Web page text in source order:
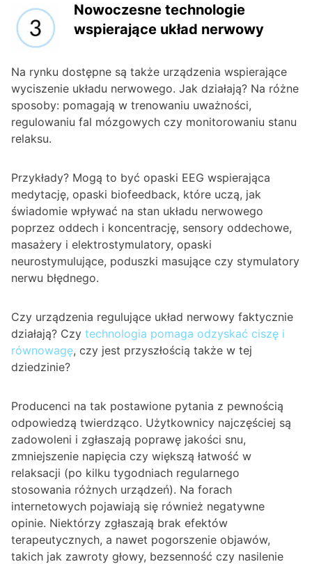
Nowoczesne technologie
wspierające układ nerwowy
Na rynku dostępne są także urządzenia wspierające
wyciszenie układu nerwowego. Jak działają? Na różne
sposoby: pomagają w trenowaniu uważności,
regulowaniu fal mózgowych czy monitorowaniu stanu
relaksu.
Przykłady? Mogą to być opaski EEG wspierająca
medytację, opaski biofeedback, które uczą, jak
świadomie wpływać na stan układu nerwowego
poprzez oddech i koncentrację, sensory oddechowe,
masażery i elektrostymulatory, opaski
neurostymulujące, poduszki masujące czy stymulatory
nerwu błędnego.
Czy urządzenia regulujące układ nerwowy faktycznie
działają? Czy technologia pomaga odzyskać ciszę i
równowagę, czy jest przyszłością także w tej
dziedzinie?
Producenci na tak postawione pytania z pewnością
odpowiedzą twierdząco. Użytkownicy najczęściej są
zadowoleni i zgłaszają poprawę jakości snu,
zmniejszenie napięcia czy większą łatwość w
relaksacji (po kilku tygodniach regularnego
stosowania różnych urządzeń). Na forach
internetowych pojawiają się również negatywne
opinie. Niektórzy zgłaszają brak efektów
terapeutycznych, a nawet pogorszenie objawów,
takich jak zawroty głowy, bezsenność czy nasilenie